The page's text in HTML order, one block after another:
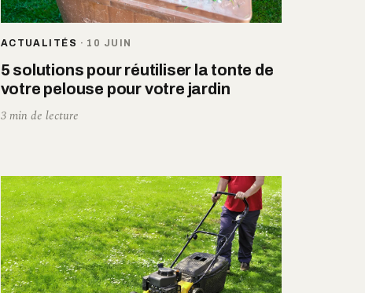
ACTUALITÉS · 10 JUIN
5 solutions pour réutiliser la tonte de
votre pelouse pour votre jardin
3 min de lecture